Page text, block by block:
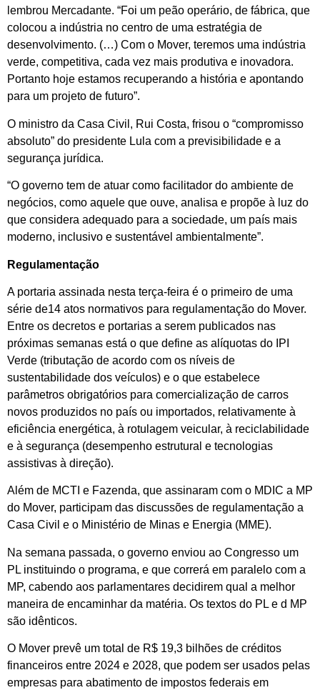
lembrou Mercadante. “Foi um peão operário, de fábrica, que
colocou a indústria no centro de uma estratégia de
desenvolvimento. (…) Com o Mover, teremos uma indústria
verde, competitiva, cada vez mais produtiva e inovadora.
Portanto hoje estamos recuperando a história e apontando
para um projeto de futuro”.
O ministro da Casa Civil, Rui Costa, frisou o “compromisso
absoluto” do presidente Lula com a previsibilidade e a
segurança jurídica.
“O governo tem de atuar como facilitador do ambiente de
negócios, como aquele que ouve, analisa e propõe à luz do
que considera adequado para a sociedade, um país mais
moderno, inclusivo e sustentável ambientalmente”.
Regulamentação
A portaria assinada nesta terça-feira é o primeiro de uma
série de14 atos normativos para regulamentação do Mover.
Entre os decretos e portarias a serem publicados nas
próximas semanas está o que define as alíquotas do IPI
Verde (tributação de acordo com os níveis de
sustentabilidade dos veículos) e o que estabelece
parâmetros obrigatórios para comercialização de carros
novos produzidos no país ou importados, relativamente à
eficiência energética, à rotulagem veicular, à reciclabilidade
e à segurança (desempenho estrutural e tecnologias
assistivas à direção).
Além de MCTI e Fazenda, que assinaram com o MDIC a MP
do Mover, participam das discussões de regulamentação a
Casa Civil e o Ministério de Minas e Energia (MME).
Na semana passada, o governo enviou ao Congresso um
PL instituindo o programa, e que correrá em paralelo com a
MP, cabendo aos parlamentares decidirem qual a melhor
maneira de encaminhar da matéria. Os textos do PL e d MP
são idênticos.
O Mover prevê um total de R$ 19,3 bilhões de créditos
financeiros entre 2024 e 2028, que podem ser usados pelas
empresas para abatimento de impostos federais em